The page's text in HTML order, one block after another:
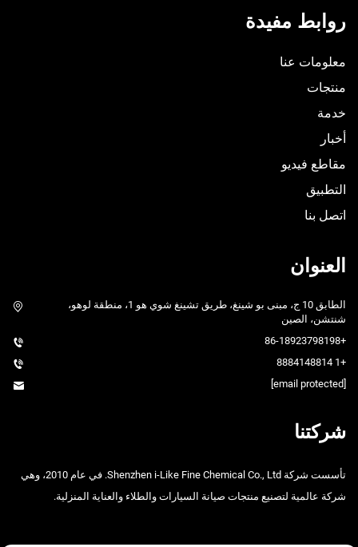
روابط مفيدة
معلومات عنا
منتجات
خدمة
أخبار
مقاطع فيديو
التطبيق
اتصل بنا
العنوان
الطابق 10 ج، مبنى بو شينغ، طريق تشينغ شوي هو 1، منطقة لوهو،
شنتشن، الصين
+86-18923798198
+1 8884148814
شركتنا
تأسست شركة Shenzhen i-Like Fine Chemical Co., Ltd. في عام 2010، وهي
شركة عالمية لتصنيع منتجات صيانة السيارات والطلاء والعناية المنزلية.